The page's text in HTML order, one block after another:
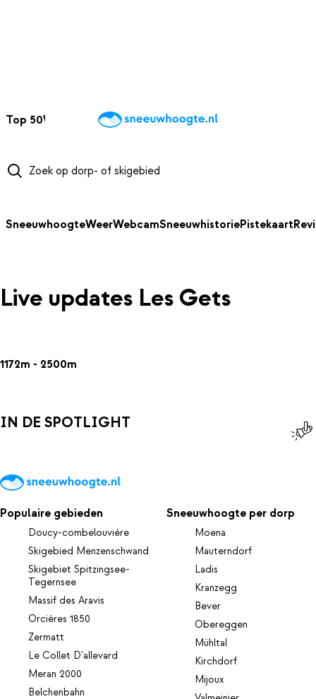
Top 50Webcams WintersportweerKaarten
SneeuwhoogteWeerWebcamSneeuwhistoriePistekaart
Live updates Les Gets
1172m - 2500m
IN DE SPOTLIGHT
Populaire gebieden
Doucy-combelouvière
Skigebied Menzenschwand
Skigebiet Spitzingsee-
Tegernsee
Massif des Aravis
Orcières 1850
Zermatt
Le Collet D'allevard
Meran 2000
Belchenbahn
Sneeuwhoogte per dorp
Moena
Mauterndorf
Ladis
Kranzegg
Bever
Obereggen
Mühltal
Kirchdorf
Mijoux